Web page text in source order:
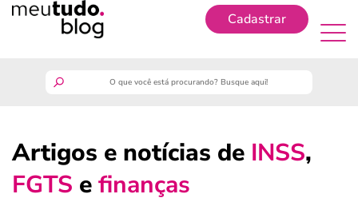
Cadastrar
guia do trabalhador
Artigos e notícias de INSS,
FGTS efinanças